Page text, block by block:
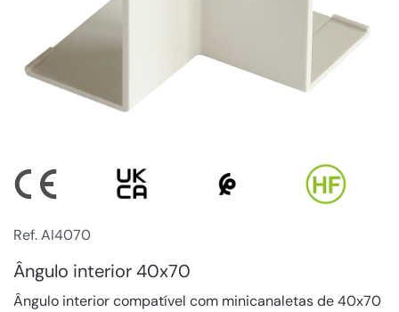
Ref. AI4070
Ângulo interior 40x70
Ângulo interior compatível com minicanaletas de 40x70